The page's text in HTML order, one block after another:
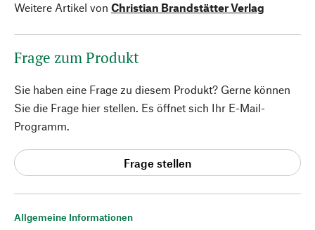
Allgemeine Informationen
Weitere Artikel von Christian Brandstätter Verlag
Frage zum Produkt
Sie haben eine Frage zu diesem Produkt? Gerne können
Sie die Frage hier stellen. Es öffnet sich Ihr E-Mail-
Programm.
Frage stellen